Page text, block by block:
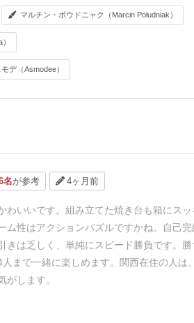
マルチン・ポウドニャク（Marcin Południak）
デ（Asmodee）
名が参考 4ヶ月前
わいいです。組み立てた焼き台も箱にスッ
ム性はアクションパズルですかね。
自己
きは乏しく、単純にスピード勝負です。
まで一緒に楽しめます。 関西在住の人は
がします。